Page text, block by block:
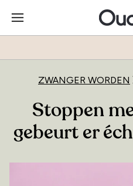
ZWANGER WORDEN
Stoppen
gebeurt er